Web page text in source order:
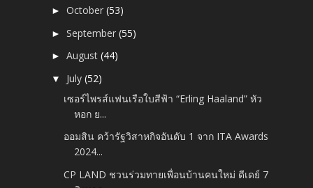
►October(53)
►September(55)
►August(44)
▼ July(52)
เซอร์ไพรส์แฟนเรือใบสีฟ้า “Erling Haaland” หัว
หอก ย...
ออมสิน คว้ารัฐวิสาหกิจอันดับ 1 จาก ITA Awards
2024...
CP LAND ชวนร่วมทายเพื่อนบ้านคนใหม่ ดีเดย์ 7